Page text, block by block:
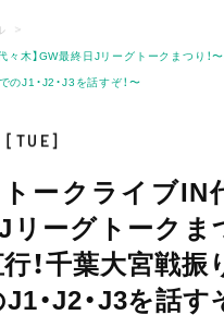
々木】GW最終日Jリーグトークまつり！
J1・J2・J3を話すぞ！〜
[TUE]
トークライブIN
リーグトークま
！千葉大宮戦振
・J2・J3を話す